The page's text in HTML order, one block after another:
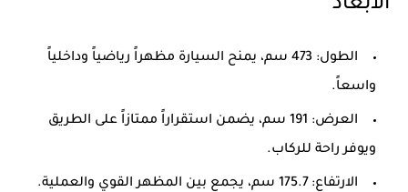
الأبعاد
الطول: 473 سم، يمنح السيارة مظهراً رياضياً وداخلياً
واسعاً.
العرض: 191 سم، يضمن استقراراً ممتازاً على الطريق
ويوفر راحة للركاب.
الارتفاع: 175.7 سم، يجمع بين المظهر القوي والعملية.